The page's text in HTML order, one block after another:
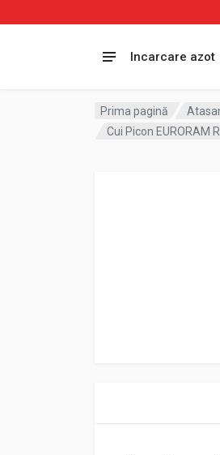
Incarcare azot
Prima pagină
Cui Picon EURORAM